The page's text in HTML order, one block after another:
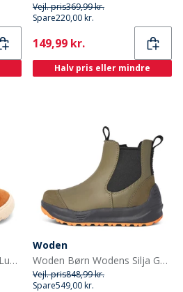
Vejl. pris369,99 kr.
Spare220,00 kr.
Current
149,99 kr.
Halv pris eller mindre
Bisgaard Børne Barfodet Luna Sko Cacao
Woden
Woden Børn Wodens Silja Gummistøvler 295 Dark Olive
Vejl. pris848,99 kr.
Spare549,00 kr.